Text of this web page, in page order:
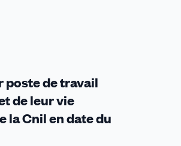
poste de travail
de leur vie
la Cnil en date du